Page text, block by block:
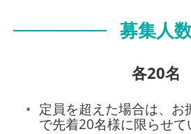
募集人
各20名
定員を超えた場合は、お
で先着20名様に限らせて